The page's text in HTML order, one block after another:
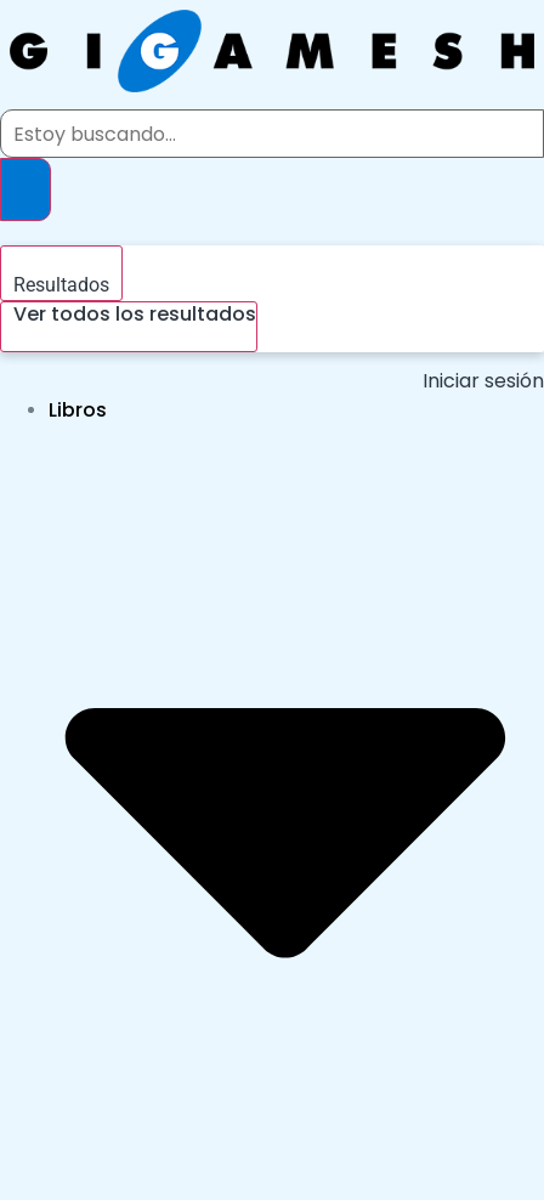
al
contenido
Search
Resultados
Ver todos los resultados
Iniciar sesión
Libros